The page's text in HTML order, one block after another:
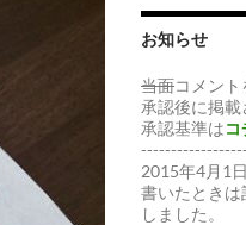
お知らせ
当面コメント
承認後に掲載
承認基準はコ
2015年4月1
書いたときは
しました。